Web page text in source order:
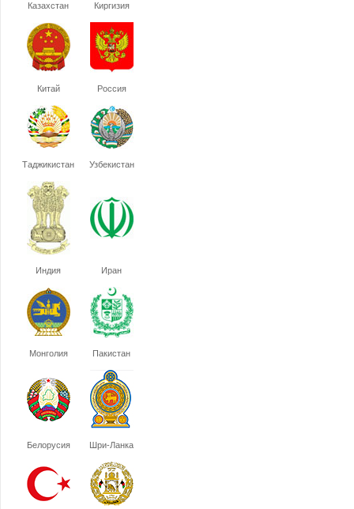
Казахстан Киргизия
Китай Россия
Таджикистан Узбекистан
Индия Иран
Монголия Пакистан
Белорусия Шри-Ланка